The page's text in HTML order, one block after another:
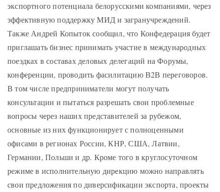
экспортного потенциала белорусскими компаниями, через
эффективную поддержку МИД и загранучреждений.
Также Андрей Копыток сообщил, что Конфедерация будет
приглашать бизнес принимать участие в международных
поездках в составах деловых делегаций на Форумы,
конференции, проводить фасилитацию В2В переговоров.
В том числе предприниматели могут получать
консультации и пытаться разрешать свои проблемные
вопросы через наших представителей за рубежом,
основные из них функционирует с полноценными
офисами в регионах России, КНР, США, Латвии,
Германии, Польши и др. Кроме того в круглосуточном
режиме в исполнительную дирекцию можно направлять
свои предложения по диверсификации экспорта, проекты